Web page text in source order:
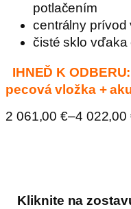
potlačením
centrálny prívod
čisté sklo
IHNEĎ K
pecová vložka +
2 061,00€–4 022,00
Price
Kliknite na